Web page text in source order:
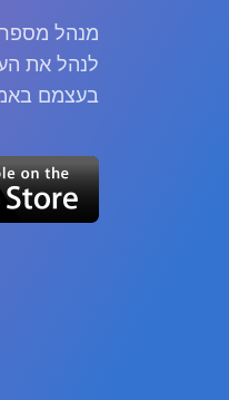
לנהל את
בעצמם